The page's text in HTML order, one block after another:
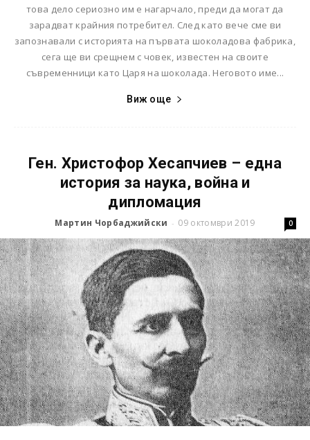
това дело сериозно им е нагарчало, преди да могат да
зарадват крайния потребител. След като вече сме ви
запознавали с историята на първата шоколадова фабрика,
сега ще ви срещнем с човек, известен на своите
съвременници като Царя на шоколада. Неговото име...
Виж още
Ген. Христофор Хесапчиев – една
история за наука, война и
дипломация
Мартин Чорбаджийски - 09 октомври 2019 0